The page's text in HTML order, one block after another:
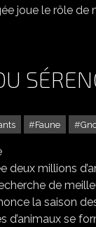
joue le rôle
Faune
deux millions
de
la saison
d’animaux se